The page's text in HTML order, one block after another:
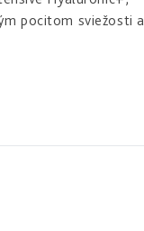
pocitom sviežosti a